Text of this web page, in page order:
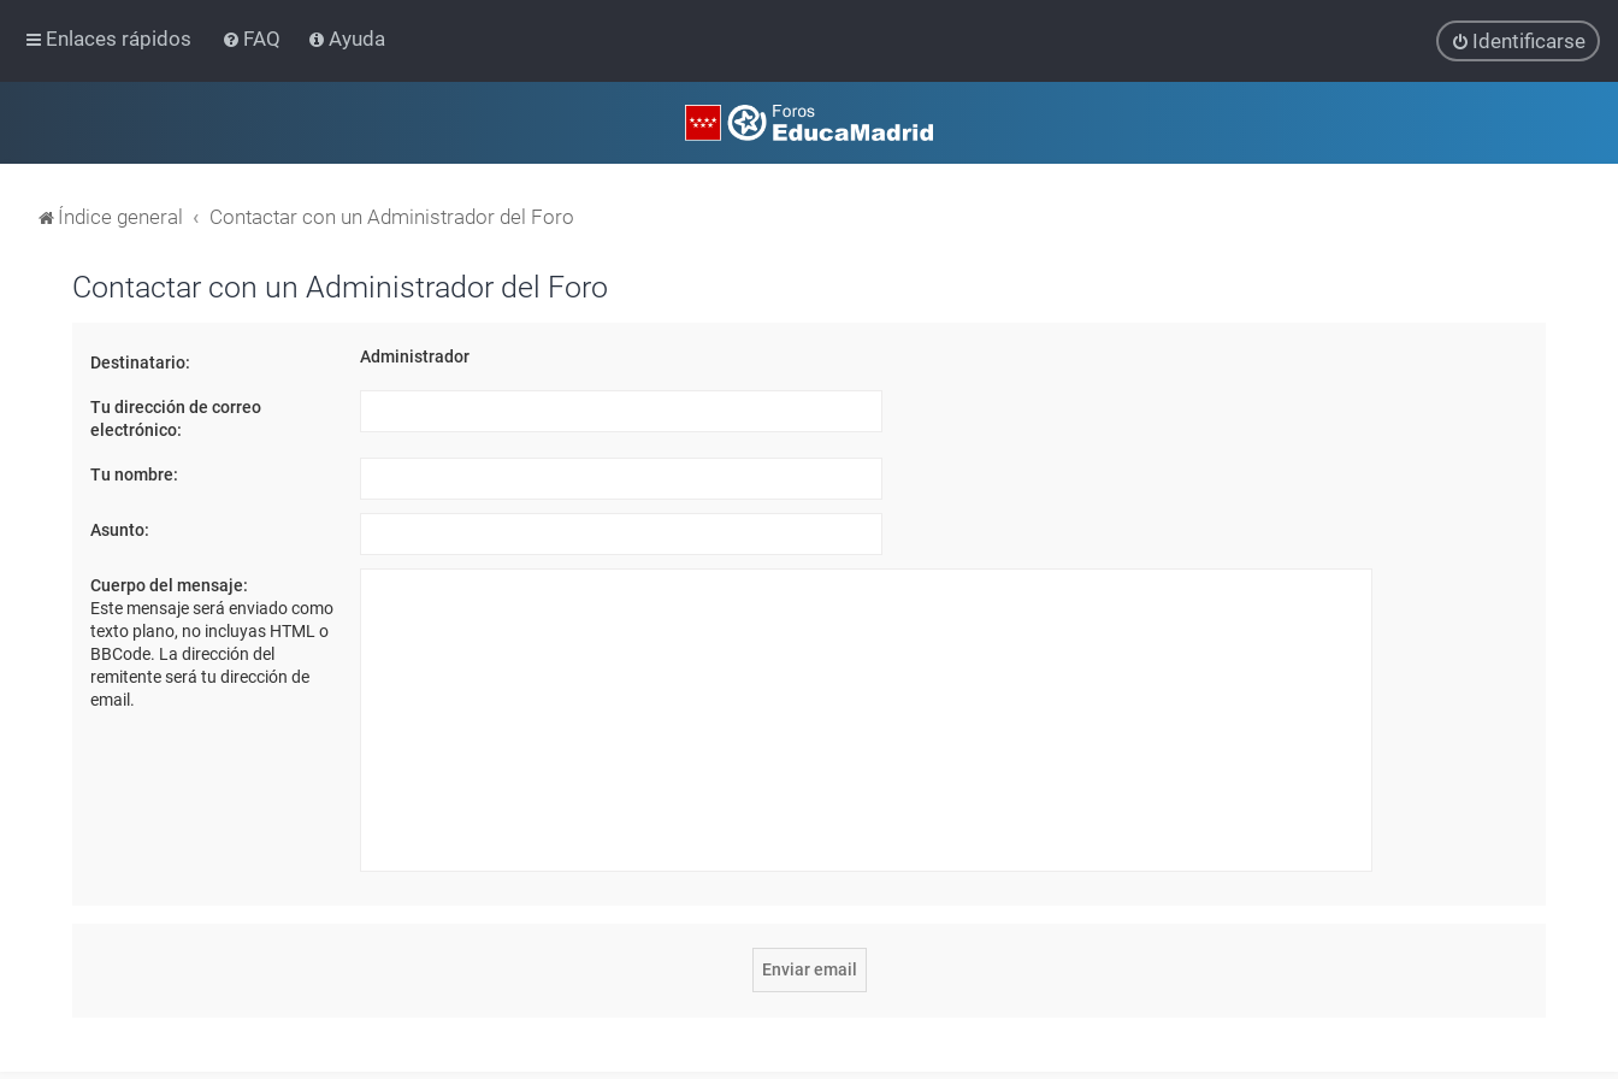
Enlaces rápidos FAQ Ayuda Identificarse
Índice general Contactar con un Administrador del Foro
Contactar con un Administrador del Foro
Destinatario: Administrador
Tu dirección de correo
electrónico:
Tu nombre:
Asunto:
Cuerpo del mensaje:
Este mensaje será enviado como
texto plano, no incluyas HTML o
BBCode. La dirección del
remitente será tu dirección de
email.